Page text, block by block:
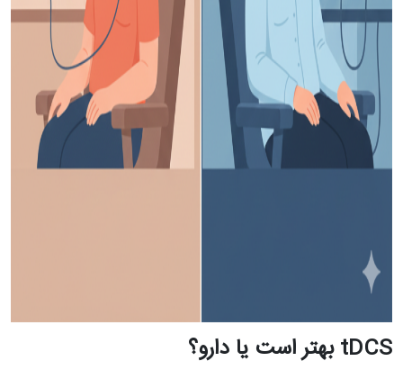
tDCS بهتر است یا دارو؟